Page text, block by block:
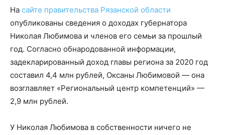
На сайте правительства Рязанской области
опубликованы сведения о доходах губернатора
Николая Любимова и членов его семьи за прошлый
год. Согласно обнародованной информации,
задекларированный доход главы региона за 2020 год
составил 4,4 млн рублей, Оксаны Любимовой — она
возглавляет «Региональный центр компетенций» —
2,9 млн рублей.
У Николая Любимова в собственности ничего не